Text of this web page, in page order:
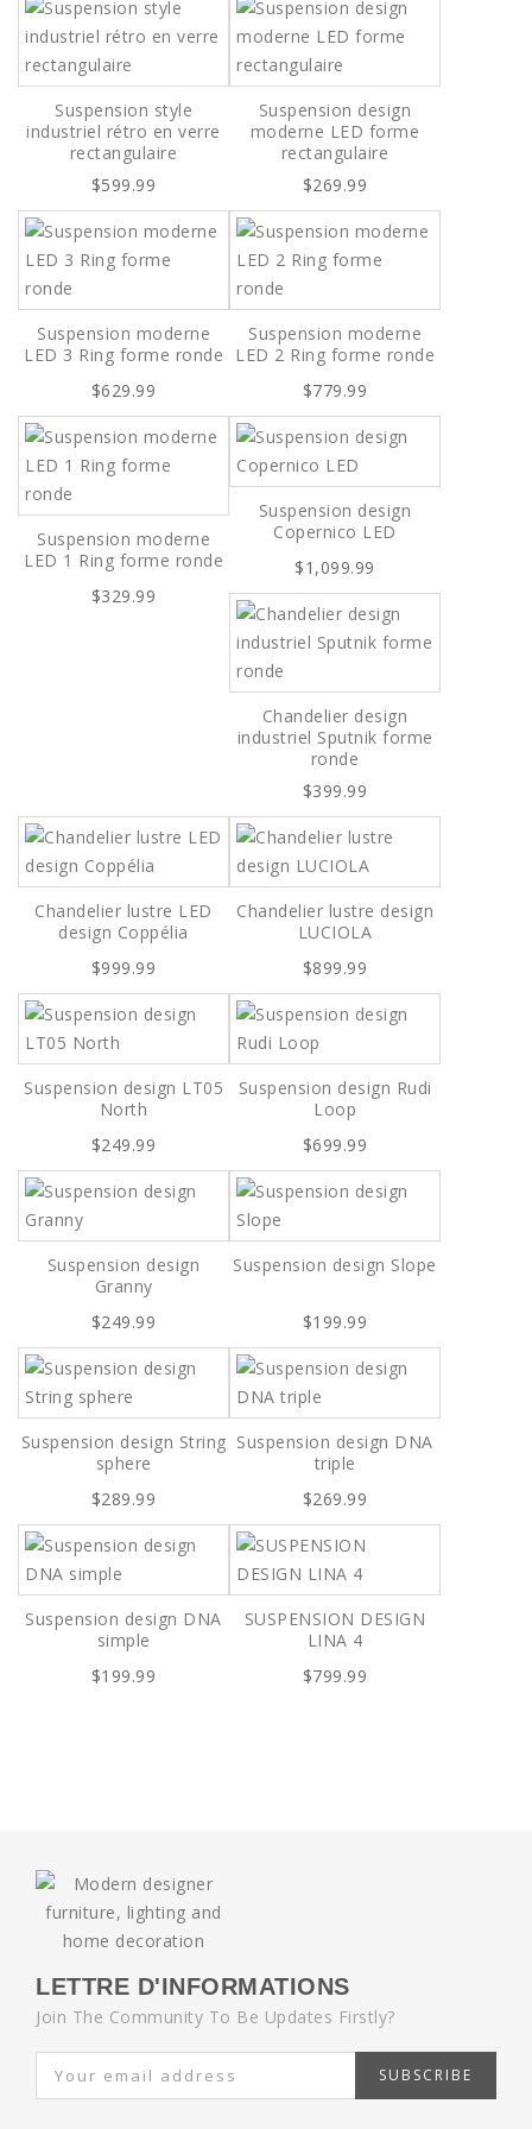
Suspension style
industriel rétro en verre
rectangulaire
$599.99
Suspension design
moderne LED forme
rectangulaire
$269.99
Suspension moderne
LED 3 Ring forme ronde
$629.99
Suspension moderne
LED 2 Ring forme ronde
$779.99
Suspension moderne
LED 1 Ring forme ronde
$329.99
Suspension design
Copernico LED
$1,099.99
Chandelier design
industriel Sputnik forme
ronde
$399.99
Chandelier lustre LED
design Coppélia
$999.99
Chandelier lustre design
LUCIOLA
$899.99
Suspension design LT05
North
$249.99
Suspension design Rudi
Loop
$699.99
Suspension design
Granny
$249.99
Suspension design Slope
$199.99
Suspension design String
sphere
$289.99
Suspension design DNA
triple
$269.99
Suspension design DNA
simple
$199.99
SUSPENSION DESIGN
LINA 4
$799.99
LETTRE D'INFORMATIONS
Join The Community To Be Updates Firstly?
SUBSCRIBE